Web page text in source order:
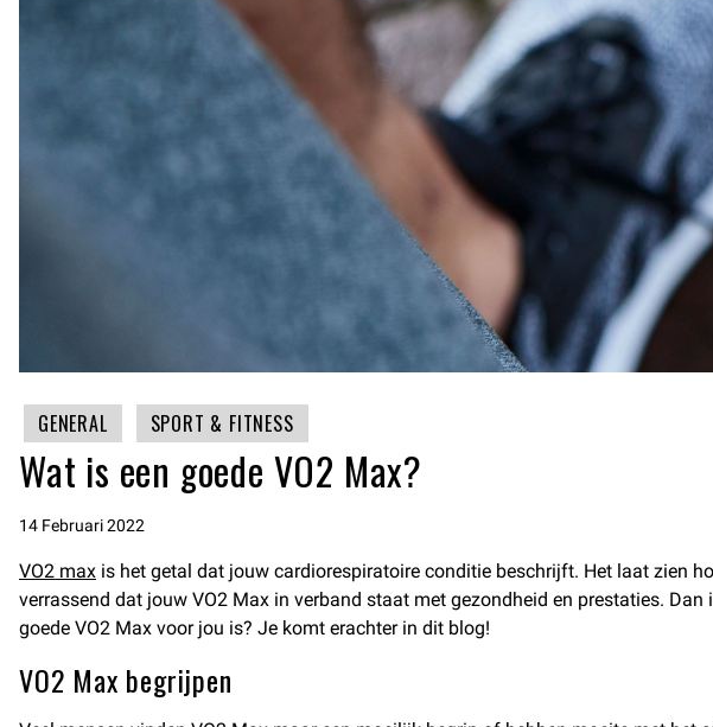
GENERAL SPORT & FITNESS
Wat is een goede VO2 Max?
14 Februari 2022
VO2 max is het getal dat jouw cardiorespiratoire conditie beschrijft. Het laat zien
verrassend dat jouw VO2 Max in verband staat met gezondheid en prestaties.
goede VO2 Max voor jou is? Je komt erachter in dit blog!
VO2 Max begrijpen